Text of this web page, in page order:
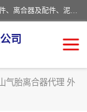
河南大林橡胶通信器材有限公司是一个专注于各种橡胶件、离合器及配件、泥浆泵及配件等产品设计制造和加工的企业。产品应用于矿山、冶金、石油、钢铁、化工、水泥、船舶、造纸、通用机械等各种大功率机械传动或制动装置。
司
气胎离合器代理 外